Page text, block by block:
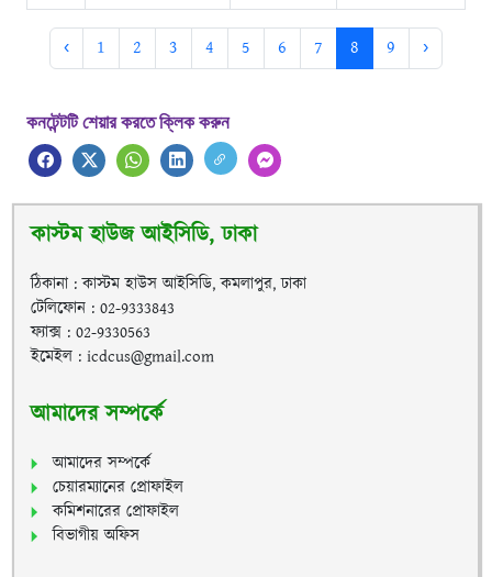
‹ 1 2 3 4 5 6 7 8 9 ›
কনটেন্টটি শেয়ার করতে ক্লিক করুন
কাস্টম হাউজ আইসিডি, ঢাকা
ঠিকানা : কাস্টম হাউস আইসিডি, কমলাপুর, ঢাকা
টেলিফোন : 02-9333843
ফ্যাক্স : 02-9330563
ইমেইল : icdcus@gmail.com
আমাদের সম্পর্কে
আমাদের সম্পর্কে
চেয়ারম্যানের প্রোফাইল
কমিশনারের প্রোফাইল
বিভাগীয় অফিস